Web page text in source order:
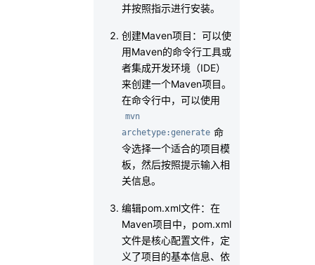
并按照指示进行安装。
创建Maven项目：可以使
用Maven的命令行工具或
者集成开发环境（IDE）
来创建一个Maven项目。
在命令行中，可以使用
mvn
archetype:generate 命
令选择一个适合的项目模
板，然后按照提示输入相
关信息。
编辑pom.xml文件：在
Maven项目中，pom.xml
文件是核心配置文件，定
义了项目的基本信息、依